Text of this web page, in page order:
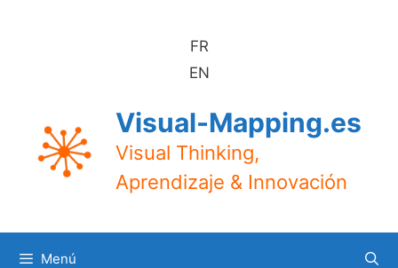
FR
EN
Visual-Mapping.es
Visual Thinking,
Aprendizaje & Innovación
Menú